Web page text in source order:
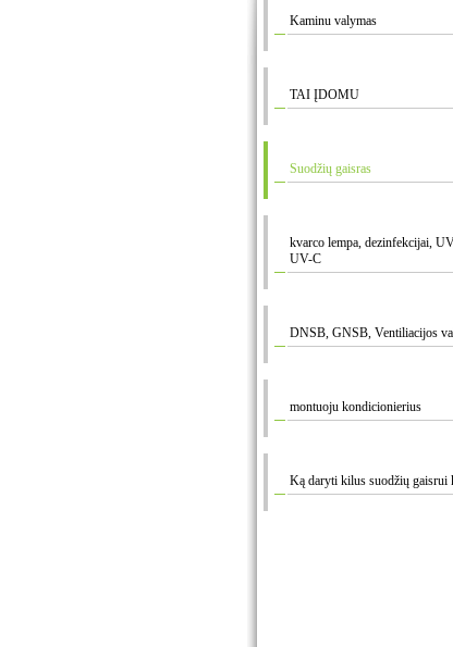
Kaminu valymas
TAI ĮDOMU
Suodžių gaisras
kvarco lempa, dezinfekcijai,
UV-C
DNSB, GNSB, Ventiliacijos
montuoju kondicionierius
Ką daryti kilus suodžių gaisrui